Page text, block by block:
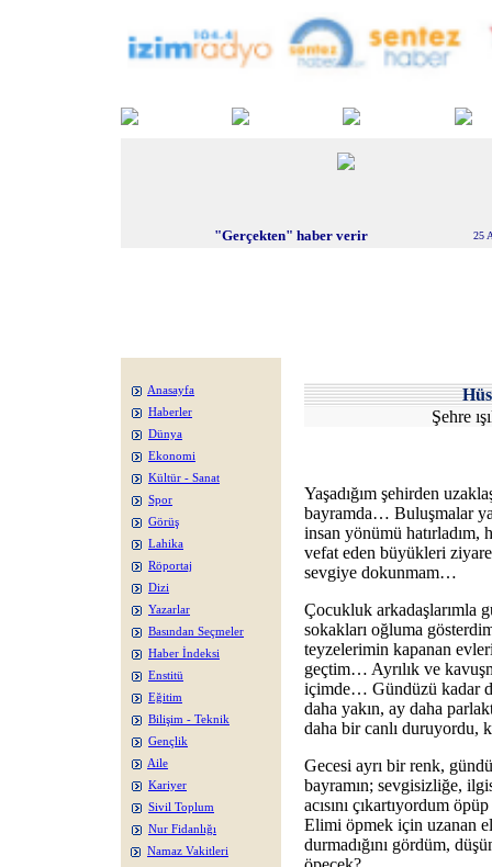
"Gerçekten" haber verir 25
Anasayfa
Haberler
Dünya
Ekonomi
Kültür - Sanat
Spor
Görüş
Lahika
Röportaj
Dizi
Yazarlar
Basından Seçmeler
Haber İndeksi
Enstitü
Eğitim
Bilişim - Teknik
Gençlik
Aile
Kariyer
Sivil Toplum
Nur Fidanlığı
Namaz Vakitleri
Şehre
Yaşadığım şehirden
bayramda… Buluşmalar
insan yönümü
vefat eden büyükleri
sevgiye dokunmam…
Çocukluk arkadaşlarımla
sokakları oğluma
teyzelerimin kapanan
geçtim… Ayrılık ve
içimde… Gündüzü kadar
daha yakın, ay daha
daha bir canlı duruyordu,
Gecesi ayrı bir renk,
bayramın; sevgisizliğe,
acısını çıkartıyordum
Elimi öpmek için uzanan
durmadığını gördüm,